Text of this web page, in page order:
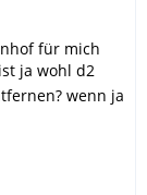
für mich
ja wohl d2
wenn ja